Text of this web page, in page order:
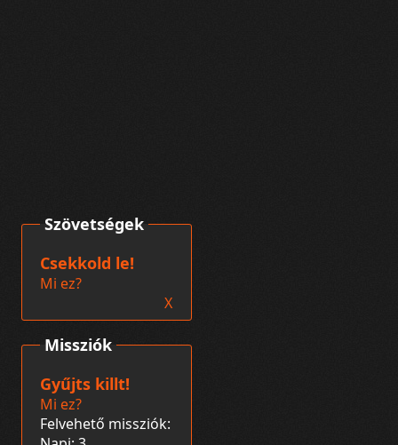
Missziók
Gyűjts killt!
Mi ez?
Felvehető missziók:
Szövetségek
Csekkold le!
Mi ez?
X